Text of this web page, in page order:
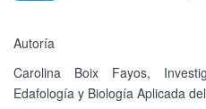
Autoría
Carolina Boix Fayos,
Edafología y Biología Aplicada